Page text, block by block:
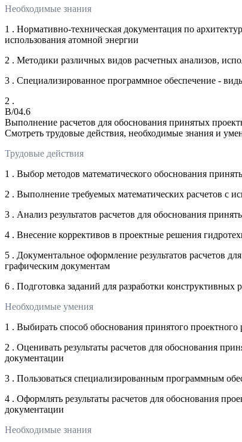
Необходимые знания
1 . Нормативно-техническая документация по
использования атомной энергии
2 . Методики различных видов расчетных анализов,
3 . Специализированное программное обеспечение -
2 .
B/04.6
Выполнение расчетов для обоснования принятых
Смотреть трудовые действия, необходимые знания и
Трудовые действия
1 . Выбор методов математического обоснования
2 . Выполнение требуемых математических расчетов
3 . Анализ результатов расчетов для обоснования
4 . Внесение коррективов в проектные решения
5 . Документальное оформление результатов расчетов
графическим документам
6 . Подготовка заданий для разработки
Необходимые умения
1 . Выбирать способ обоснования принятого
2 . Оценивать результаты расчетов для обоснования
документации
3 . Пользоваться специализированным программным
4 . Оформлять результаты расчетов для обоснования
документации
Необходимые знания